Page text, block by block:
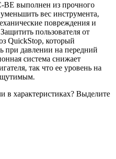
выполнен из прочного
вес инструмента,
повреждения и
пользователя от
QuickStop, который
при давлении на передний
система снижает
так что ее уровень на
характеристиках? Выделите